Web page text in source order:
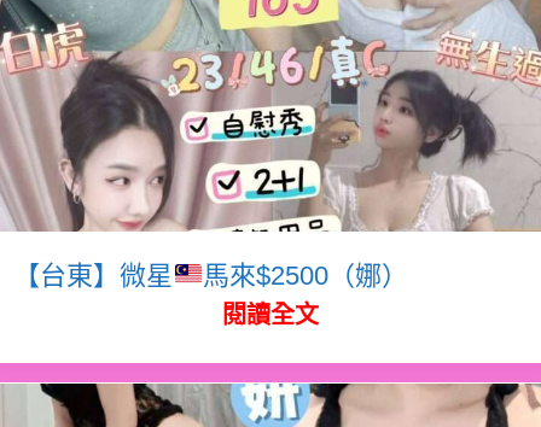
【台東】微星 馬來$2500（娜）
閱讀全文